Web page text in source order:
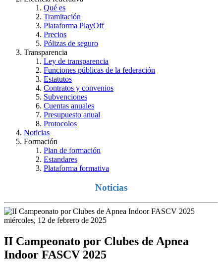
Qué es
Tramitación
Plataforma PlayOff
Precios
Pólizas de seguro
Transparencia
Ley de transparencia
Funciones públicas de la federación
Estatutos
Contratos y convenios
Subvenciones
Cuentas anuales
Presupuesto anual
Protocolos
Noticias
Formación
Plan de formación
Estandares
Plataforma formativa
Noticias
miércoles, 12 de febrero de 2025
II Campeonato por Clubes de Apnea
Indoor FASCV 2025